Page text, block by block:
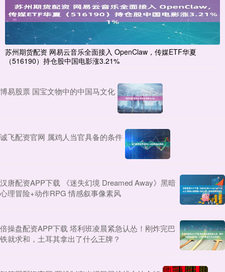
苏州期货配资 网易云音乐全面接入 OpenClaw，传媒ETF华夏
（516190）持仓股中国电影涨3.21%
博易股票 国宝文物中的中国马文化
诚飞配资官网 属鸡人当官具备的条件
汉唐配资APP下载 《迷失幻境 Dreamed Away》黑暗
心理冒险+动作RPG 情感叙事像素风
倍操盘配资APP下载 塔利班凌晨紧急认怂！刚炸完巴
铁就求和，土耳其拿出了什么王牌？